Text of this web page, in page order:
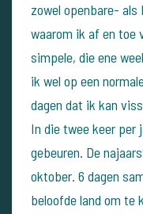
zowel openbare- als
waarom ik af en toe
simpele, die ene
ik wel op een
dagen dat ik kan
In die twee keer per
gebeuren. De
oktober. 6 dagen
beloofde land om te